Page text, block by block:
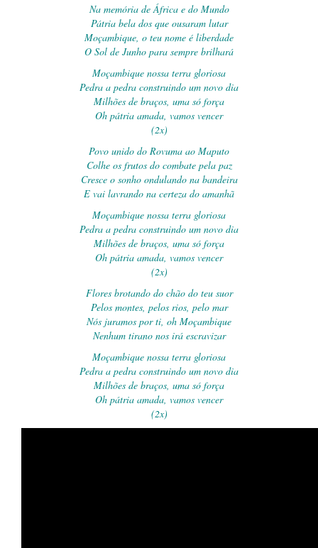
Na memória de África e do Mundo
Pátria bela dos que ousaram lutar
Moçambique, o teu nome é liberdade
O Sol de Junho para sempre brilhará
Moçambique nossa terra gloriosa
Pedra a pedra construindo um novo dia
Milhões de braços, uma só força
Oh pátria amada, vamos vencer
(2x)
Povo unido do Rovuma ao Maputo
Colhe os frutos do combate pela paz
Cresce o sonho ondulando na bandeira
E vai lavrando na certeza do amanhã
Moçambique nossa terra gloriosa
Pedra a pedra construindo um novo dia
Milhões de braços, uma só força
Oh pátria amada, vamos vencer
(2x)
Flores brotando do chão do teu suor
Pelos montes, pelos rios, pelo mar
Nós juramos por ti, oh Moçambique
Nenhum tirano nos irá escravizar
Moçambique nossa terra gloriosa
Pedra a pedra construindo um novo dia
Milhões de braços, uma só força
Oh pátria amada, vamos vencer
(2x)